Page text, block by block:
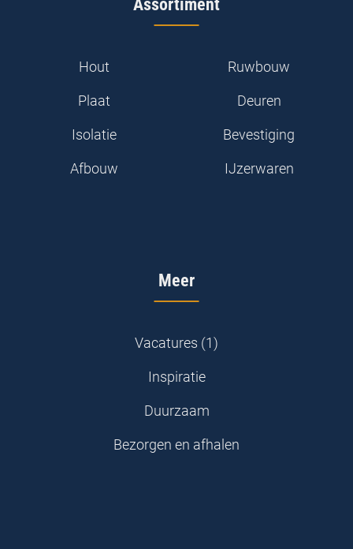
Assortiment
Hout
Plaat
Isolatie
Afbouw
Ruwbouw
Deuren
Bevestiging
IJzerwaren
Meer
Vacatures (1)
Inspiratie
Duurzaam
Bezorgen en afhalen